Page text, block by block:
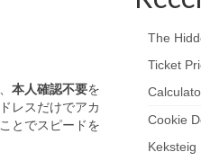
本人確認不要を
レスだけでアカ
とでスピードを
The
Ticket
Cookie
Keksteig